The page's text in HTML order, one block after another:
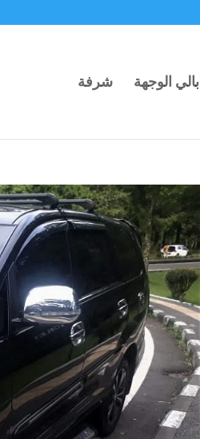
شرفة بالي الوجهة